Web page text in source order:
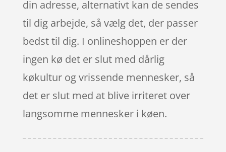
din adresse, alternativt kan de sendes
til dig arbejde, så vælg det, der passer
bedst til dig. I onlineshoppen er der
ingen kø det er slut med dårlig
køkultur og vrissende mennesker, så
det er slut med at blive irriteret over
langsomme mennesker i køen.